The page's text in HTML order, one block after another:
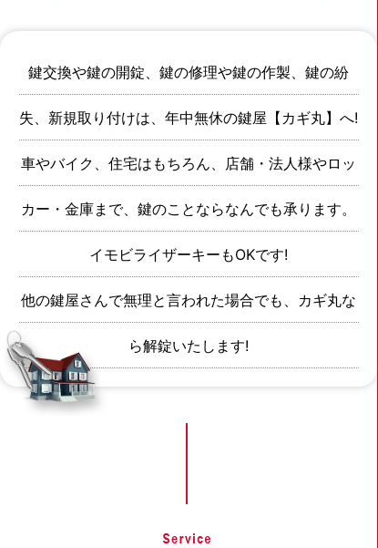
鍵交換や鍵の開錠、鍵の修理や鍵の作製、鍵の紛
失、新規取り付けは、年中無休の鍵屋【カギ丸】へ!
車やバイク、住宅はもちろん、店舗・法人様やロッ
カー・金庫まで、鍵のことならなんでも承ります。
イモビライザーキーもOKです!
他の鍵屋さんで無理と言われた場合でも、カギ丸な
ら解錠いたします!